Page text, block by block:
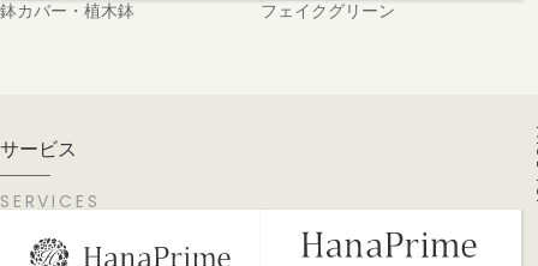
鉢カバー・植木鉢 フェイクグリーン
サービス
SERVICES